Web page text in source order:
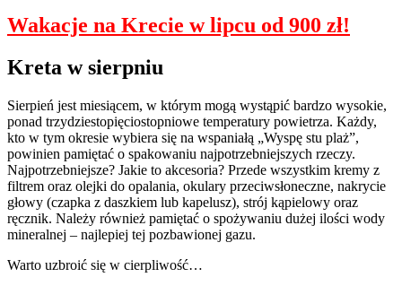
Wakacje na Krecie w lipcu od 900 zł!
Kreta w sierpniu
Sierpień jest miesiącem, w którym mogą wystąpić bardzo wysokie,
ponad trzydziestopięciostopniowe temperatury powietrza. Każdy,
kto w tym okresie wybiera się na wspaniałą „Wyspę stu plaż”,
powinien pamiętać o spakowaniu najpotrzebniejszych rzeczy.
Najpotrzebniejsze? Jakie to akcesoria? Przede wszystkim kremy z
filtrem oraz olejki do opalania, okulary przeciwsłoneczne, nakrycie
głowy (czapka z daszkiem lub kapelusz), strój kąpielowy oraz
ręcznik. Należy również pamiętać o spożywaniu dużej ilości wody
mineralnej – najlepiej tej pozbawionej gazu.
Warto uzbroić się w cierpliwość…